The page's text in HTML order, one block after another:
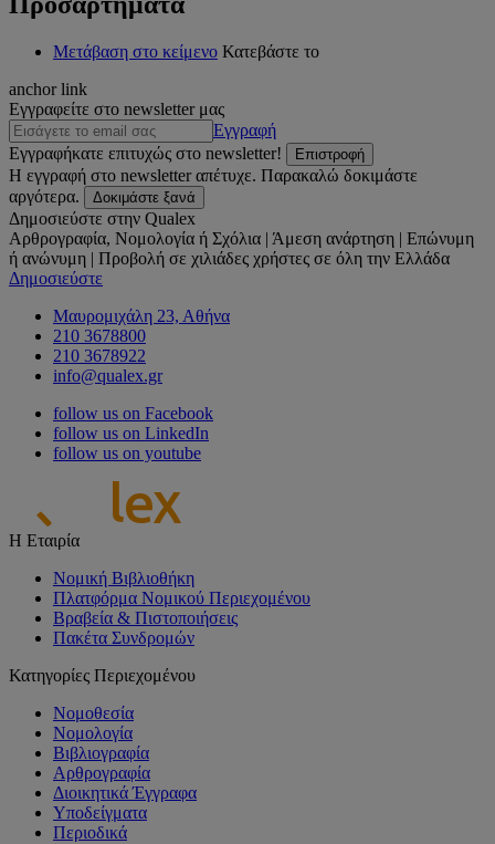
Μετάβαση στο κείμενο Κατεβάστε το
anchor link
Εγγραφείτε στο newsletter μας
Εγγραφή
Εγγραφήκατε επιτυχώς στο newsletter!
Επιστροφή
Η εγγραφή στο newsletter απέτυχε. Παρακαλώ δοκιμάστε
αργότερα.
Δοκιμάστε ξανά
Δημοσιεύστε στην Qualex
Αρθρογραφία, Νομολογία ή Σχόλια | Άμεση ανάρτηση | Επώνυμη
ή ανώνυμη | Προβολή σε χιλιάδες χρήστες σε όλη την Ελλάδα
Δημοσιεύστε
Μαυρομιχάλη 23, Αθήνα
210 3678800
210 3678922
info@qualex.gr
follow us on Facebook
follow us on LinkedIn
follow us on youtube
Η Εταιρία
Νομική Βιβλιοθήκη
Πλατφόρμα Νομικού Περιεχομένου
Βραβεία & Πιστοποιήσεις
Πακέτα Συνδρομών
Κατηγορίες Περιεχομένου
Νομοθεσία
Νομολογία
Βιβλιογραφία
Αρθρογραφία
Διοικητικά Έγγραφα
Υποδείγματα
Περιοδικά